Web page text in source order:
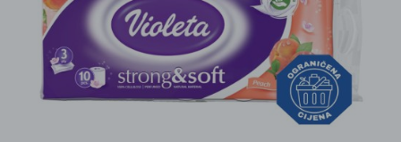
Sport i slobodno vrijeme
Ljepota i zdravlje
Mame i bebe